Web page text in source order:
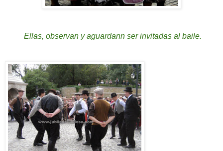
Ellas, observan y aguardann ser invitadas al baile.